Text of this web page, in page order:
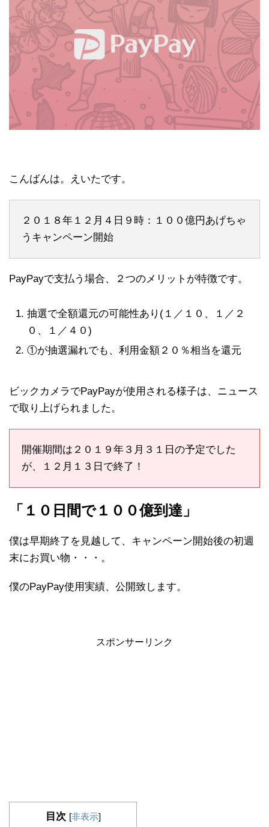
こんばんは。えいたです。
２０１８年１２月４日９時：１００億円あげちゃ
うキャンペーン開始
PayPayで支払う場合、２つのメリットが特徴です。
抽選で全額還元の可能性あり(１／１０、１／２
０、１／４０)
①が抽選漏れでも、利用金額２０％相当を還元
ビックカメラでPayPayが使用される様子は、ニュース
で取り上げられました。
開催期間は２０１９年３月３１日の予定でした
が、１２月１３日で終了！
「１０日間で１００億到達」
僕は早期終了を見越して、キャンペーン開始後の初週
末にお買い物・・・。
僕のPayPay使用実績、公開致します。
スポンサーリンク
目次 [非表示]